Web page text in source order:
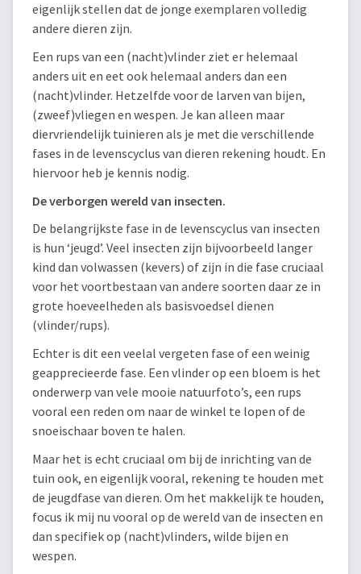
eigenlijk stellen dat de jonge exemplaren volledig
andere dieren zijn.
Een rups van een (nacht)vlinder ziet er helemaal
anders uit en eet ook helemaal anders dan een
(nacht)vlinder. Hetzelfde voor de larven van bijen,
(zweef)vliegen en wespen. Je kan alleen maar
diervriendelijk tuinieren als je met die verschillende
fases in de levenscyclus van dieren rekening houdt. En
hiervoor heb je kennis nodig.
De verborgen wereld van insecten.
De belangrijkste fase in de levenscyclus van insecten
is hun ‘jeugd’. Veel insecten zijn bijvoorbeeld langer
kind dan volwassen (kevers) of zijn in die fase cruciaal
voor het voortbestaan van andere soorten daar ze in
grote hoeveelheden als basisvoedsel dienen
(vlinder/rups).
Echter is dit een veelal vergeten fase of een weinig
geapprecieerde fase. Een vlinder op een bloem is het
onderwerp van vele mooie natuurfoto’s, een rups
vooral een reden om naar de winkel te lopen of de
snoeischaar boven te halen.
Maar het is echt cruciaal om bij de inrichting van de
tuin ook, en eigenlijk vooral, rekening te houden met
de jeugdfase van dieren. Om het makkelijk te houden,
focus ik mij nu vooral op de wereld van de insecten en
dan specifiek op (nacht)vlinders, wilde bijen en
wespen.